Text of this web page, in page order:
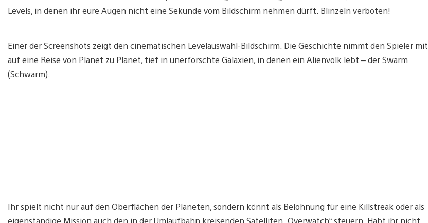
Levels, in denen ihr eure Augen nicht eine Sekunde vom Bildschirm nehmen dürft. Blinzeln verboten!
Einer der Screenshots zeigt den cinematischen Levelauswahl-Bildschirm. Die Geschichte nimmt den Spieler mit
auf eine Reise von Planet zu Planet, tief in unerforschte Galaxien, in denen ein Alienvolk lebt – der Swarm
(Schwarm).
Ihr spielt nicht nur auf den Oberflächen der Planeten, sondern könnt als Belohnung für eine Killstreak oder als
eigenständige Mission auch den in der Umlaufbahn kreisenden Satelliten „Overwatch“ steuern. Habt ihr nicht